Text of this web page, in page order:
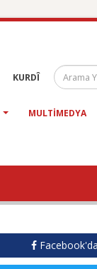
KURDÎ
MULTIMEDYA